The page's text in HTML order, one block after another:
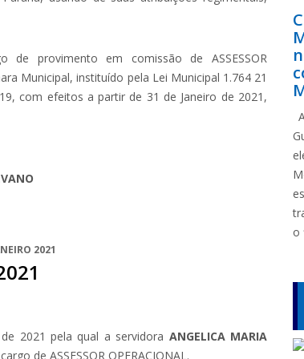
de provimento em comissão de ASSESSOR
Municipal, instituído pela Lei Municipal 1.764 21
com efeitos a partir de 31 de Janeiro de 2021,
2021
2021 pela qual a servidora ANGELICA MARIA
de ASSESSOR OPERACIONAL.
o